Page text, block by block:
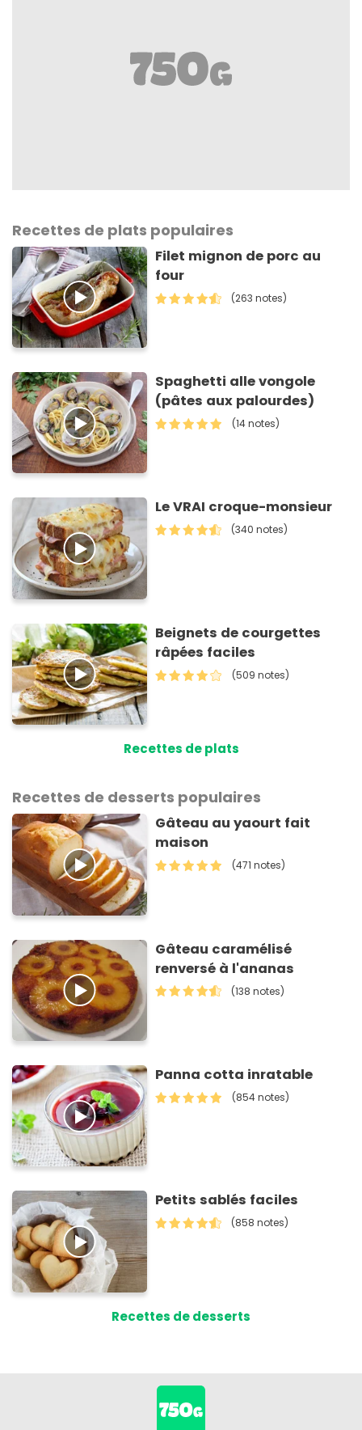
Recettes de plats populaires
Filet mignon de porc au
four
(263 notes)
Spaghetti alle vongole
(pâtes aux palourdes)
(14 notes)
Le VRAI croque-monsieur
(340 notes)
Beignets de courgettes
râpées faciles
(509 notes)
Recettes de plats
Recettes de desserts populaires
Gâteau au yaourt fait
maison
(471 notes)
Gâteau caramélisé
renversé à l'ananas
(138 notes)
Panna cotta inratable
(854 notes)
Petits sablés faciles
(858 notes)
Recettes de desserts